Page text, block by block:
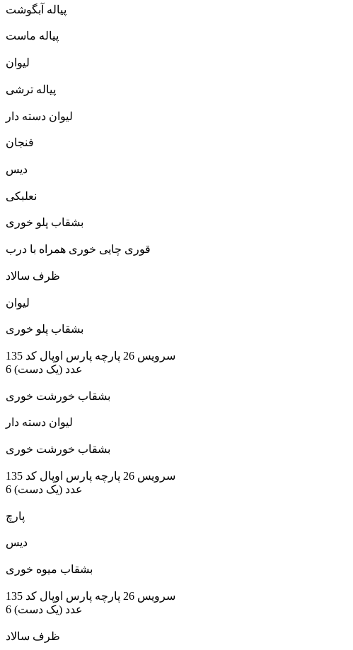
پیاله آبگوشت
پیاله ماست
لیوان
پیاله ترشی
لیوان دسته دار
فنجان
دیس
نعلبکی
بشقاب پلو خوری
قوری چایی خوری همراه با درب
ظرف سالاد
لیوان
بشقاب پلو خوری
سرویس 26 پارچه پارس اوپال کد 135
6 عدد (یک دست)
بشقاب خورشت خوری
لیوان دسته دار
بشقاب خورشت خوری
سرویس 26 پارچه پارس اوپال کد 135
6 عدد (یک دست)
پارچ
دیس
بشقاب میوه خوری
سرویس 26 پارچه پارس اوپال کد 135
6 عدد (یک دست)
ظرف سالاد